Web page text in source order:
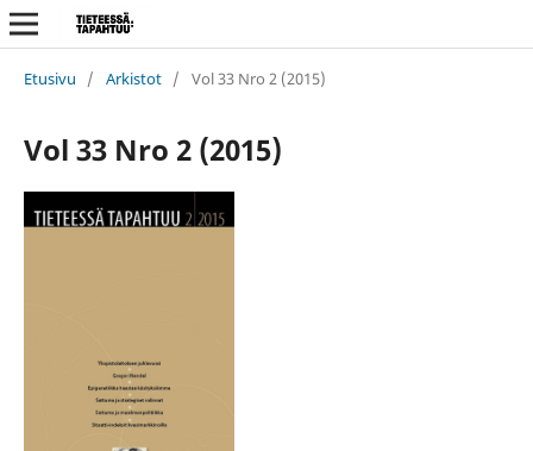
Etusivu / Arkistot / Vol 33 Nro 2 (2015)
Vol 33 Nro 2 (2015)